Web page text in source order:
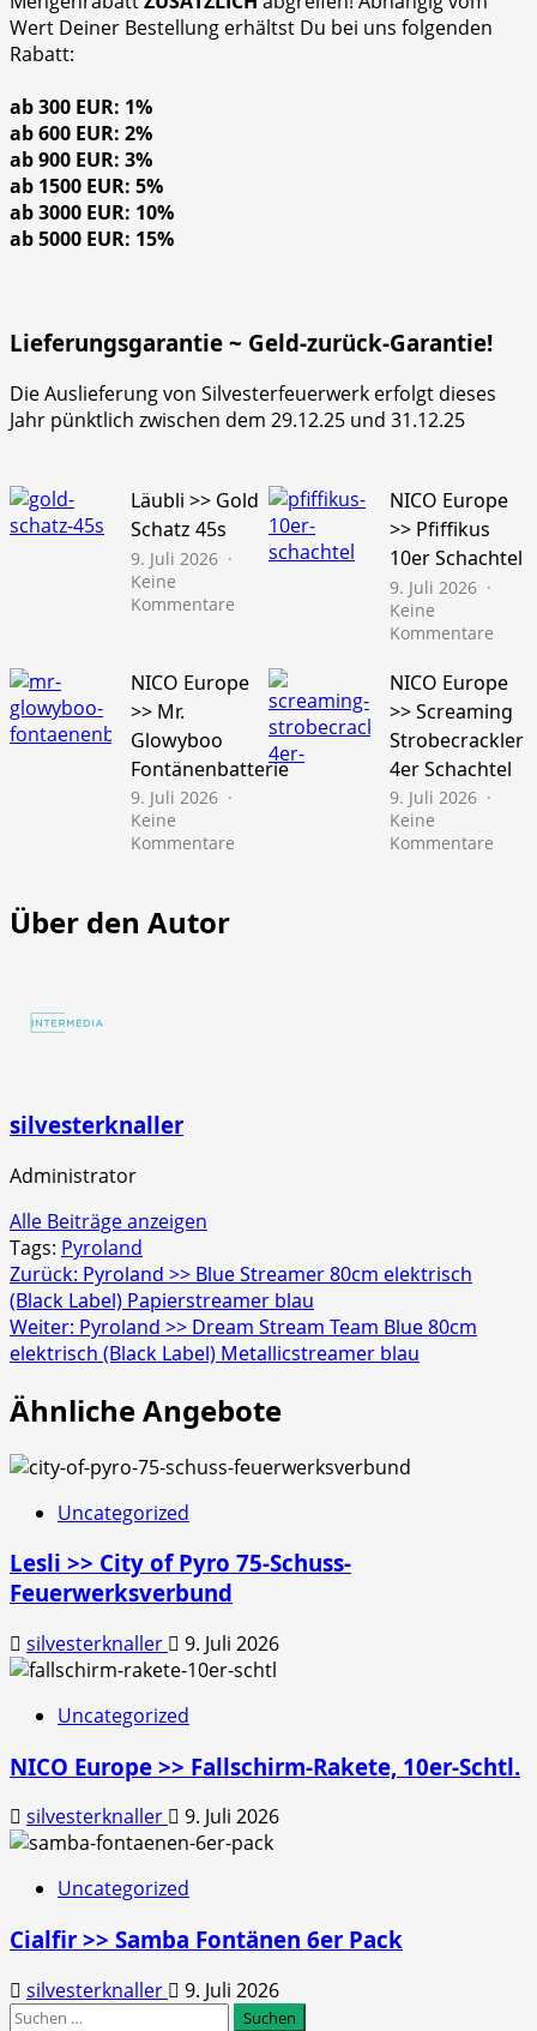
Wert Deiner Bestellung erhältst Du bei uns folgenden
Rabatt:
ab 300 EUR: 1%
ab 600 EUR: 2%
ab 900 EUR: 3%
ab 1500 EUR: 5%
ab 3000 EUR: 10%
ab 5000 EUR: 15%
Lieferungsgarantie ~ Geld-zurück-Garantie!
Die Auslieferung von Silvesterfeuerwerk erfolgt dieses
Jahr pünktlich zwischen dem 29.12.25 und 31.12.25
Läubli >> Gold
Schatz 45s
9. Juli 2026
Keine
Kommentare
Gold
Schatz
NICO Europe
>> Pfiffikus
10er Schachtel
9. Juli 2026
Keine
Kommentare
10er
NICO Europe
>> Mr.
Glowyboo
Fontänenbatterie
9. Juli 2026
Keine
Kommentare
NICO Europe
>> Screaming
Strobecrackler
4er Schachtel
9. Juli 2026
Keine
Kommentare
Über den Autor
silvesterknaller
Administrator
Alle Beiträge anzeigen
Tags: Pyroland
Beitragsnavigation
Zurück: Pyroland >> Blue Streamer 80cm elektrisch
(Black Label) Papierstreamer blau
Weiter: Pyroland >> Dream Stream Team Blue 80cm
elektrisch (Black Label) Metallicstreamer blau
Ähnliche Angebote
Uncategorized
Lesli >> City of Pyro 75-Schuss-
Feuerwerksverbund
silvesterknaller 9. Juli 2026
Uncategorized
NICO Europe >> Fallschirm-Rakete, 10er-Schtl.
silvesterknaller 9. Juli 2026
Uncategorized
Cialfir >> Samba Fontänen 6er Pack
silvesterknaller
9. Juli 2026
Suchen